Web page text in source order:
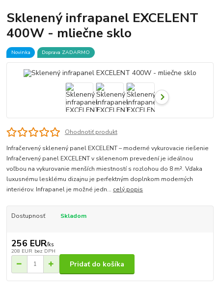
Sklenený infrapanel EXCELENT
400W - mliečne sklo
Novinka Doprava ZADARMO
Ohodnotiť produkt
Infračervený sklenený panel EXCELENT – moderné vykurovacie riešenie
Infračervený panel EXCELENT v sklenenom prevedení je ideálnou
voľbou na vykurovanie menších miestností s rozlohou do 8 m². Vďaka
luxusnému lesklému dizajnu je perfektným doplnkom moderných
interiérov. Infrapanel je možné jedn... celý popis
Dostupnosť Skladom
256 EUR/ks
208 EUR bez DPH
Pridať do košíka